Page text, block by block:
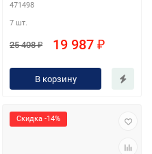
471498
7 шт.
25 408 ₽ 19 987 ₽
В корзину
Скидка -14%